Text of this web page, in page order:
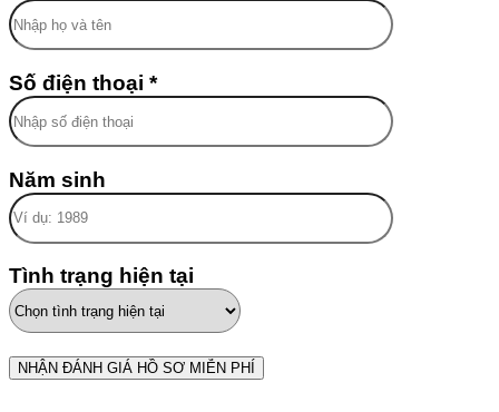
Số điện thoại *
Năm sinh
Tình trạng hiện tại